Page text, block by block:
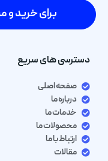
برای خرید و
دسترسی های سریع
صفحه اصلی
درباره ما
خدمات ما
محصولات ما
ارتباط با ما
مقالات